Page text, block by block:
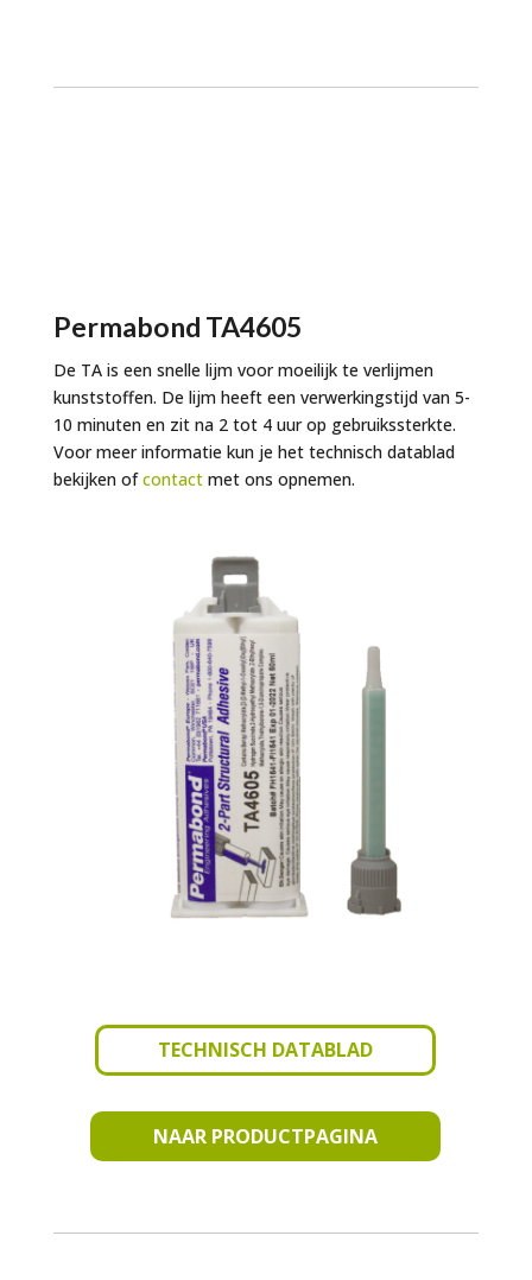
Permabond TA4605
De TA is een snelle lijm voor moeilijk te verlijmen
kunststoffen. De lijm heeft een verwerkingstijd van 5-
10 minuten en zit na 2 tot 4 uur op gebruikssterkte.
Voor meer informatie kun je het technisch datablad
bekijken ofcontactmet ons opnemen.
TECHNISCH DATABLAD
NAAR PRODUCTPAGINA